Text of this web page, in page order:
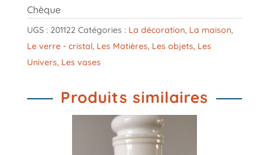
Chèque
UGS : 201122 Catégories : La décoration, La maison,
Le verre - cristal, Les Matières, Les objets, Les
Univers, Les vases
Produits similaires